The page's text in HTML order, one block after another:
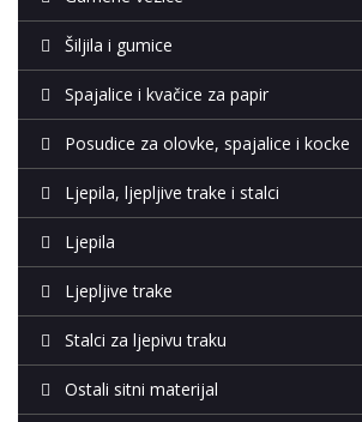
Šiljila i gumice
Spajalice i kvačice za papir
Posudice za olovke, spajalice i kocke
Ljepila, ljepljive trake i stalci
Ljepila
Ljepljive trake
Stalci za ljepivu traku
Ostali sitni materijal